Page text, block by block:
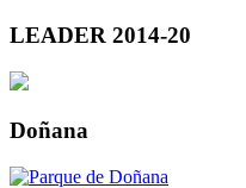
LEADER 2014-20
Doñana